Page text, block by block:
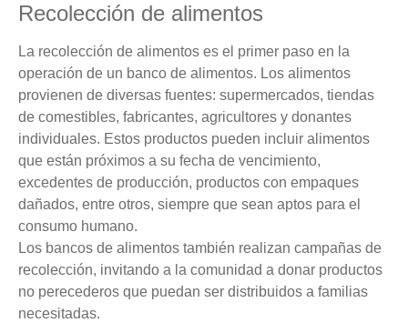
Recolección de alimentos
La recolección de alimentos es el primer paso en la
operación de un banco de alimentos. Los alimentos
provienen de diversas fuentes: supermercados, tiendas
de comestibles, fabricantes, agricultores y donantes
individuales. Estos productos pueden incluir alimentos
que están próximos a su fecha de vencimiento,
excedentes de producción, productos con empaques
dañados, entre otros, siempre que sean aptos para el
consumo humano.
Los bancos de alimentos también realizan campañas de
recolección, invitando a la comunidad a donar productos
no perecederos que puedan ser distribuidos a familias
necesitadas.